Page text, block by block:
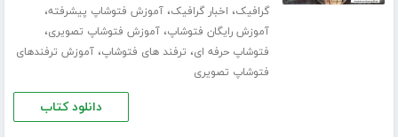
گرافیک، اخبار گرافیک،آموزش فتوشاپ پیشرفته،
آموزش رایگان فتوشاپ،آموزش فتوشاپ تصویری،
فتوشاپ حرفه ای، ترفند های فتوشاپ،آموزش ترفندهای
فتوشاپ تصویری
دانلود کتاب